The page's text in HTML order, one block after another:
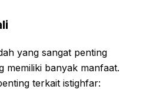
yang sangat penting
memiliki banyak manfaat.
terkait istighfar: